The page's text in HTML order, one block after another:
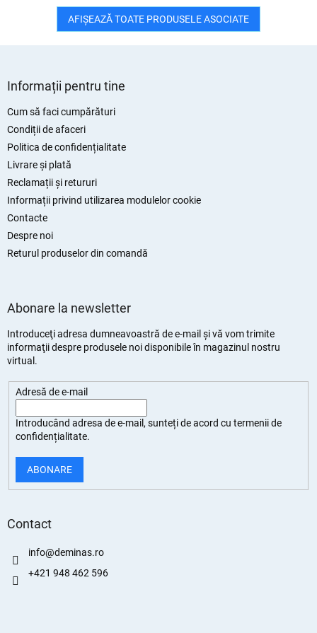
AFIŞEAZĂ TOATE PRODUSELE ASOCIATE
Informații pentru tine
Cum să faci cumpărături
Condiții de afaceri
Politica de confidențialitate
Livrare și plată
Reclamații și retururi
Informații privind utilizarea modulelor cookie
Contacte
Despre noi
Returul produselor din comandă
Abonare la newsletter
Introduceţi adresa dumneavoastră de e-mail şi vă vom trimite
informaţii despre produsele noi disponibile în magazinul nostru
virtual.
Adresă de e-mail
Introducând adresa de e-mail, sunteți deacord cu termenii de
confidențialitate.
ABONARE
Contact
info@deminas.ro
+421 948 462 596